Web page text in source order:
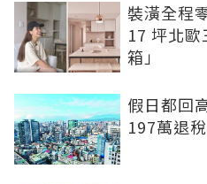
裝潢全程
17 坪北
箱」
假日都回
197萬退